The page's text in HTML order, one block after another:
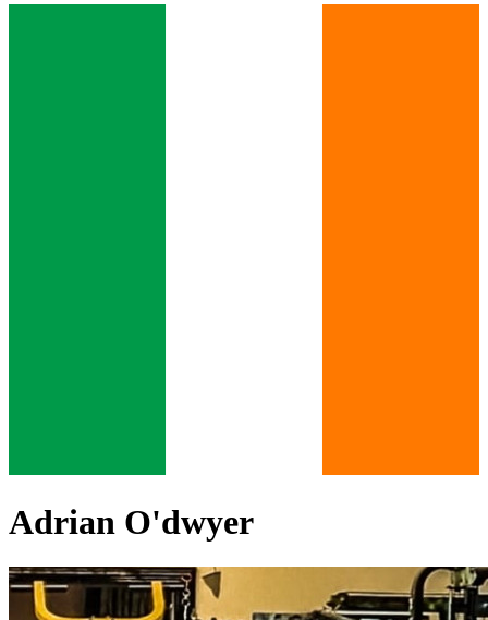
Adrian O'dwyer